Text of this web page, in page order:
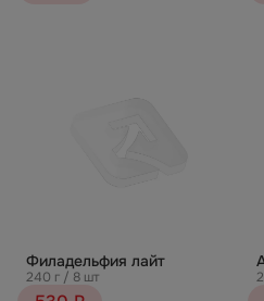
Филадельфия лайт
240 г / 8 шт